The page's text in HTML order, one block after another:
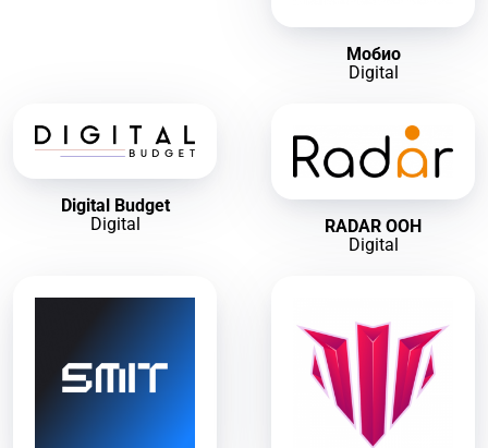
Мобио
Digital
Digital Budget
Digital
RADAR OOH
Digital